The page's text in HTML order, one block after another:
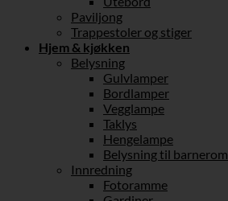
Paviljong
Trappestoler og stiger
Hjem & kjøkken
Belysning
Gulvlamper
Bordlamper
Vegglampe
Taklys
Hengelampe
Belysning til barnerom
Innredning
Fotoramme